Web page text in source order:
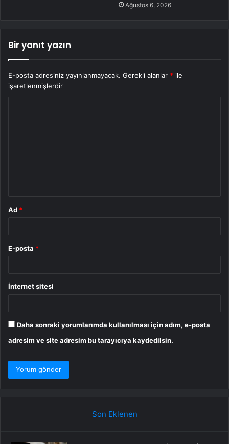
Ağustos 6, 2026
Bir yanıt yazın
E-posta adresiniz yayınlanmayacak. Gerekli alanlar * ile
işaretlenmişlerdir
Ad *
E-posta *
İnternet sitesi
Daha sonraki yorumlarımda kullanılması için adım, e-posta
adresim ve site adresim bu tarayıcıya kaydedilsin.
Son Eklenen